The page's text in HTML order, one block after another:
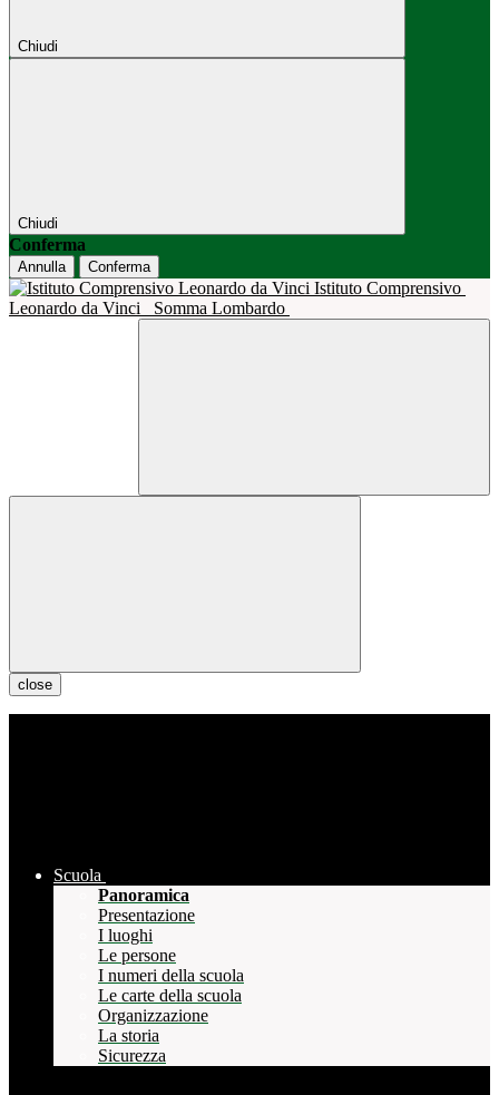
Chiudi
Chiudi
Conferma
Annulla Conferma
Istituto Comprensivo
Leonardo da Vinci
Somma Lombardo
close
Scuola
Panoramica
Presentazione
I luoghi
Le persone
I numeri della scuola
Le carte della scuola
Organizzazione
La storia
Sicurezza